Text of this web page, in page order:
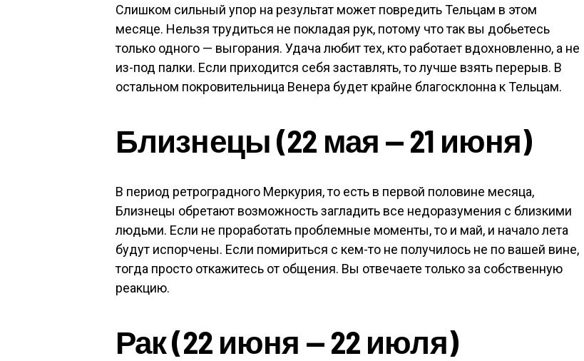
Слишком сильный упор на результат может повредить Тельцам в этом
месяце. Нельзя трудиться не покладая рук, потому что так вы добьетесь
только одного — выгорания. Удача любит тех, кто работает вдохновленно, а не
из-под палки. Если приходится себя заставлять, то лучше взять перерыв. В
остальном покровительница Венера будет крайне благосклонна к Тельцам.
Близнецы (22 мая — 21 июня)
В период ретроградного Меркурия, то есть в первой половине месяца,
Близнецы обретают возможность загладить все недоразумения с близкими
людьми. Если не проработать проблемные моменты, то и май, и начало лета
будут испорчены. Если помириться с кем-то не получилось не по вашей вине,
тогда просто откажитесь от общения. Вы отвечаете только за собственную
реакцию.
Рак (22 июня — 22 июля)